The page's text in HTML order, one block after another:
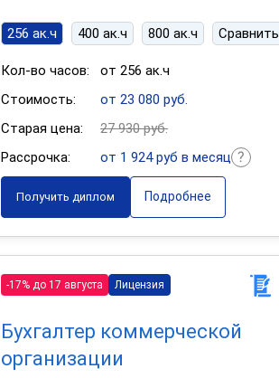
256 ак.ч 400 ак.ч 800 ак.ч Сравнить
Кол-во часов:
от 256 ак.ч
Стоимость:
от 23 080 руб.
Старая цена:
27 930 руб.
Рассрочка:
от 1 924 руб в месяц
Получить диплом Подробнее
-17% до 17 августа Лицензия
Бухгалтер коммерческой
организации